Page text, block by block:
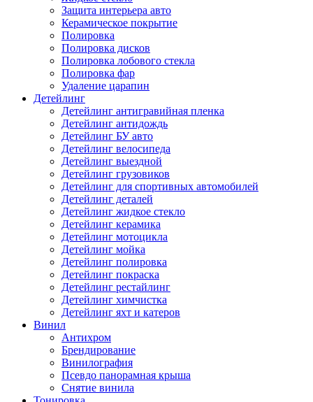
Защита интерьера авто
Керамическое покрытие
Полировка
Полировка дисков
Полировка лобового стекла
Полировка фар
Удаление царапин
Детейлинг
Детейлинг антигравийная пленка
Детейлинг антидождь
Детейлинг БУ авто
Детейлинг велосипеда
Детейлинг выездной
Детейлинг грузовиков
Детейлинг для спортивных автомобилей
Детейлинг деталей
Детейлинг жидкое стекло
Детейлинг керамика
Детейлинг мотоцикла
Детейлинг мойка
Детейлинг полировка
Детейлинг покраска
Детейлинг рестайлинг
Детейлинг химчистка
Детейлинг яхт и катеров
Винил
Антихром
Брендирование
Винилография
Псевдо панорамная крыша
Снятие винила